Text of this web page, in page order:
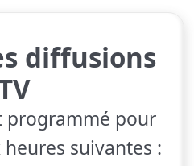
diffusions
programmé pour
suivantes :